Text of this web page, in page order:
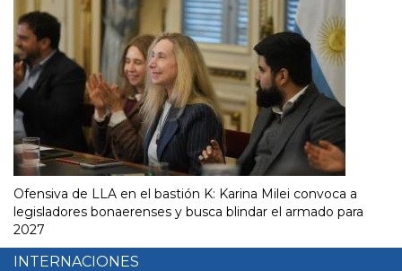
Ofensiva de LLA en el bastión K: Karina Milei convoca a
legisladores bonaerenses y busca blindar el armado para
2027
INTERNACIONES